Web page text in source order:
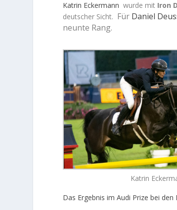
Katrin Eckermann wurde mit Iron
deutscher Sicht. Für Daniel
neunte Rang.
Katrin
Das Ergebnis im Audi Prize bei